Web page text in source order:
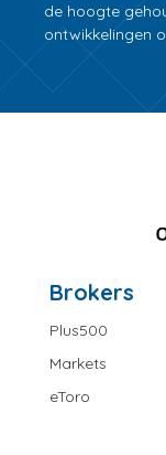
de hoogte
ontwikkelingen
Brokers
Plus500
Markets
eToro